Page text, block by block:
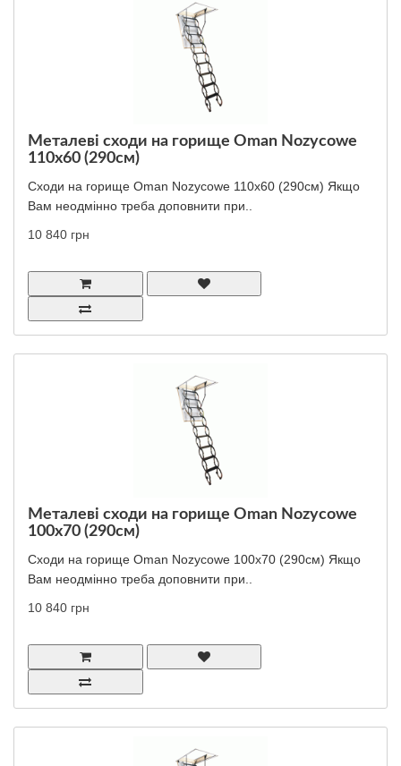
Металеві сходи на горище Oman Nozycowe
110x60 (290см)
Сходи на горище Oman Nozycowe 110x60 (290см) Якщо
Вам неодмінно треба доповнити при..
10 840 грн
Металеві сходи на горище Oman Nozycowe
100x70 (290см)
Сходи на горище Oman Nozycowe 100x70 (290см) Якщо
Вам неодмінно треба доповнити при..
10 840 грн